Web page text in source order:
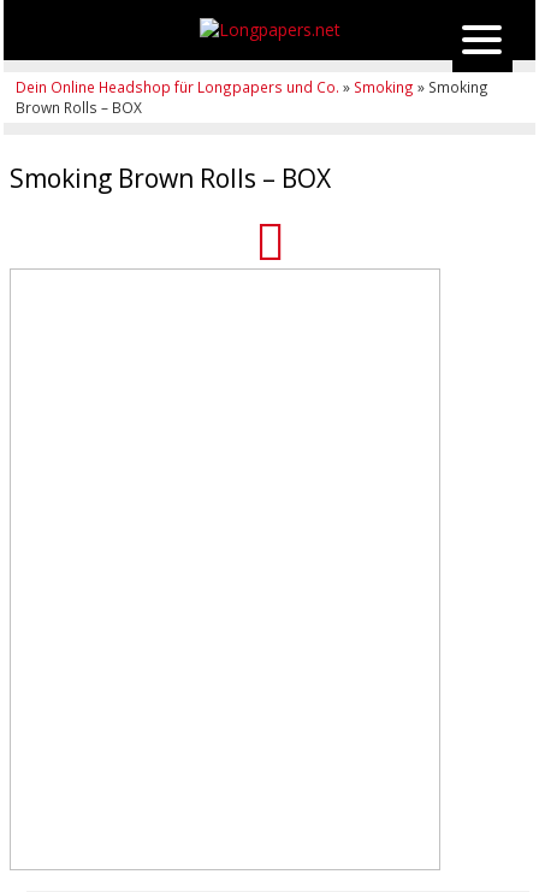
Dein Online Headshop für Longpapers und Co. » Smoking » Smoking
Brown Rolls – BOX
Smoking Brown Rolls – BOX